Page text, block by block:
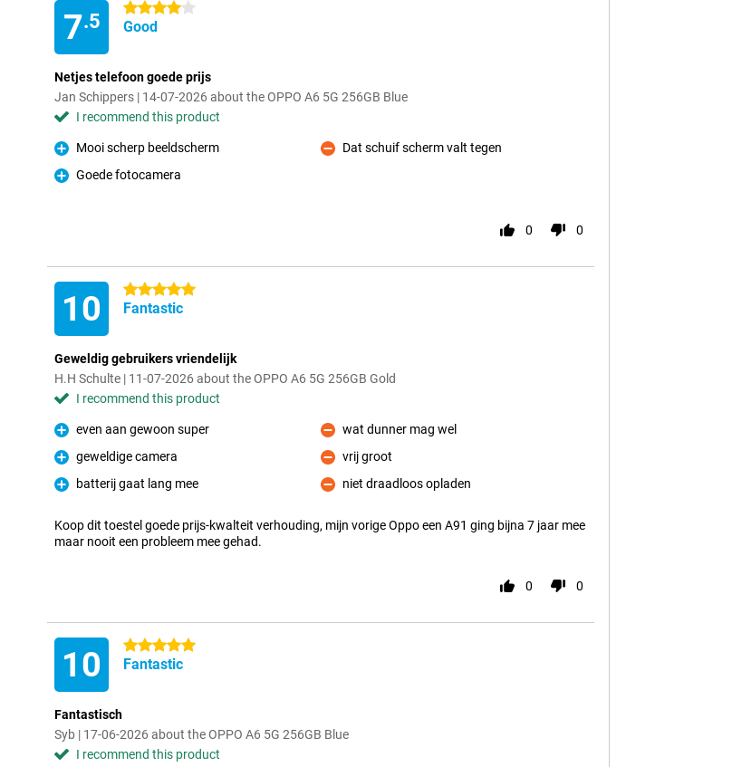
7.5
4 stars
Good
Netjes telefoon goede prijs
Jan Schippers | 14-07-2026 about the OPPO A6 5G 256GB Blue
I recommend this product
Pro
Mooi scherp beeldscherm
Pro
Goede fotocamera
Con
Dat schuif scherm valt tegen
0 0
10 5 stars
Fantastic
Geweldig gebruikers vriendelijk
H.H Schulte | 11-07-2026 about the OPPO A6 5G 256GB Gold
I recommend this product
Pro
even aan gewoon super
Pro
geweldige camera
Pro
batterij gaat lang mee
Con
wat dunner mag wel
Con
vrij groot
Con
niet draadloos opladen
Koop dit toestel goede prijs-kwalteit verhouding, mijn vorige Oppo een A91 ging bijna 7 jaar mee
maar nooit een probleem mee gehad.
0 0
10 5 stars
Fantastic
Fantastisch
Syb | 17-06-2026 about the OPPO A6 5G 256GB Blue
I recommend this product